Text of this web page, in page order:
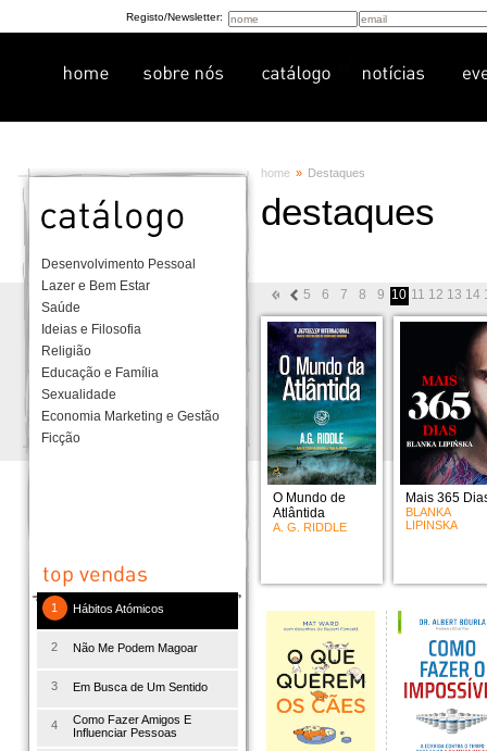
Registo/Newsletter:
Desenvolvimento Pessoal
Lazer e Bem Estar
Saúde
Ideias e Filosofia
Religião
Educação e Família
Sexualidade
Economia Marketing e Gestão
Ficção
1 Hábitos Atómicos
2 Não Me Podem Magoar
3 Em Busca de Um Sentido
4
Como Fazer Amigos E
Influenciar Pessoas
home » Destaques
destaques
5 6 7 8 9 10 11 12 13 14
O Mundo de
Atlântida
A. G. RIDDLE
Mais 365
BLANKA
LIPINSKA